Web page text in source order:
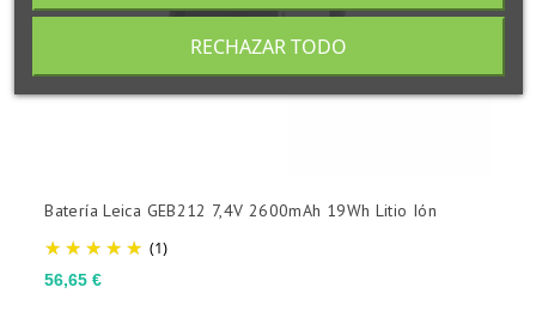
(1)
Precio
56,65 €
Batería Leica GEB212 7,4V 2600mAh 19Wh Litio Ión
RECHAZAR TODO